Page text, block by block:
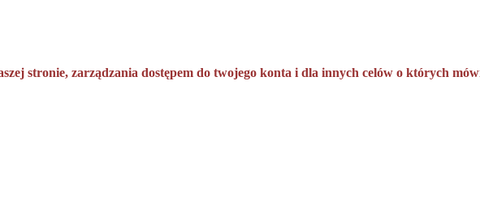
stronie, zarządzania dostępem do twojego konta i dla innych celów o których